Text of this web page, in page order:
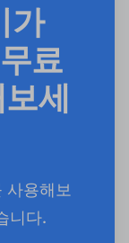
가
료
세
사용해보
니다.